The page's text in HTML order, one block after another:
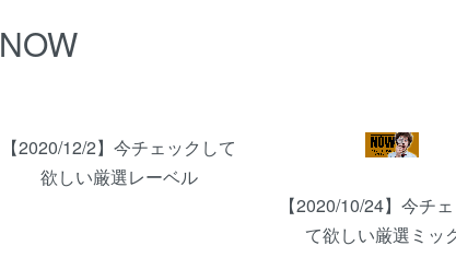
NOW
【2020/12/2】今チェックして
欲しい厳選レーベル
【2020/10/24】今チ
て欲しい厳選ミッ